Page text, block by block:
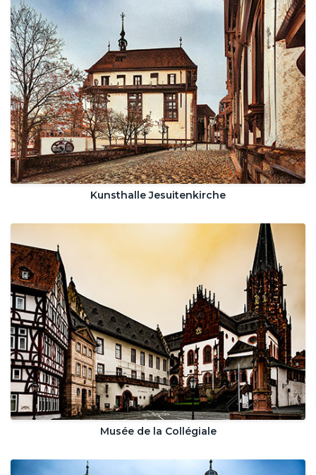
Kunsthalle Jesuitenkirche
Musée de la Collégiale